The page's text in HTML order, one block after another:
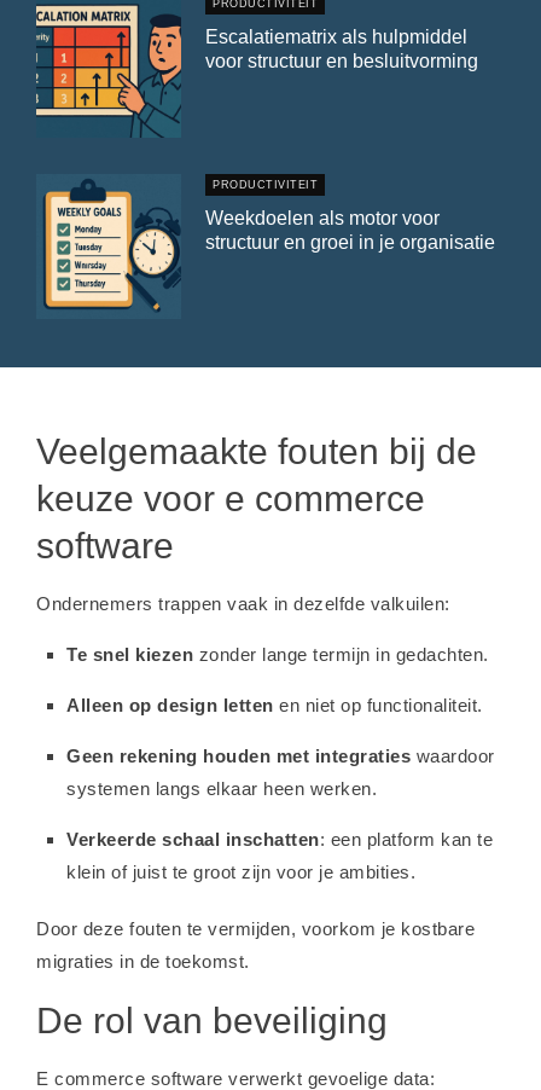
PRODUCTIVITEIT
Escalatiematrix als hulpmiddel
voor structuur en besluitvorming
PRODUCTIVITEIT
Weekdoelen als motor voor
structuur en groei in je organisatie
Veelgemaakte fouten bij de
keuze voor e commerce
software
Ondernemers trappen vaak in dezelfde valkuilen:
Te snel kiezen zonder lange termijn in gedachten.
Alleen op design letten en niet op functionaliteit.
Geen rekening houden met integraties waardoor
systemen langs elkaar heen werken.
Verkeerde schaal inschatten: een platform kan te
klein of juist te groot zijn voor je ambities.
Door deze fouten te vermijden, voorkom je kostbare
migraties in de toekomst.
De rol van beveiliging
E commerce software verwerkt gevoelige data: